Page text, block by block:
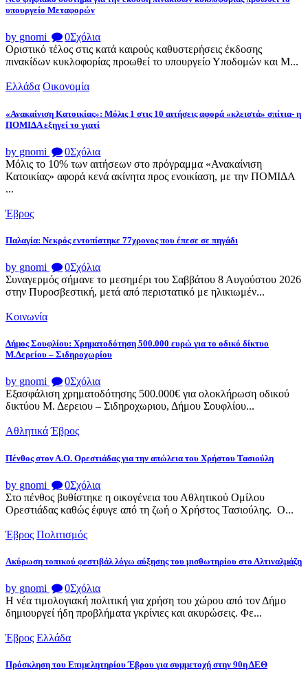
υπουργείο Μεταφορών
by gnomi 0Σχόλια
Οριστικό τέλος στις κατά καιρούς καθυστερήσεις έκδοσης
πινακίδων κυκλοφορίας προωθεί το υπουργείο Υποδομών και Μ...
Ελλάδα Οικονομία
«Ανακαίνιση Κατοικίας»: Μόλις 1 στις 10 αιτήσεις αφορά «κλειστά» σπίτια- η
ΠΟΜΙΔΑ εξηγεί το γιατί
by gnomi 0Σχόλια
Μόλις το 10% των αιτήσεων στο πρόγραμμα «Ανακαίνιση
Κατοικίας» αφορά κενά ακίνητα προς ενοικίαση, με την ΠΟΜΙΔΑ
...
Έβρος
Παλαγία: Νεκρός εντοπίστηκε 77χρονος που έπεσε σε πηγάδι
by gnomi 0Σχόλια
Συναγερμός σήμανε το μεσημέρι του Σαββάτου 8 Αυγούστου 2026
στην Πυροσβεστική, μετά από περιστατικό με ηλικιωμέν...
Κοινωνία
Δήμος Σουφλίου: Χρηματοδότηση 500.000 ευρώ για το οδικό δίκτυο
Μ.Δερείου – Σιδηροχωρίου
by gnomi 0Σχόλια
Εξασφάλιση χρηματοδότησης 500.000€ για ολοκλήρωση οδικού
δικτύου Μ. Δερειου – Σιδηροχωριου, Δήμου Σουφλίου...
Αθλητικά Έβρος
Πένθος στον Α.Ο. Ορεστιάδας για την απώλεια του Χρήστου Τασιούλη
by gnomi 0Σχόλια
Στο πένθος βυθίστηκε η οικογένεια του Αθλητικού Ομίλου
Ορεστιάδας καθώς έφυγε από τη ζωή ο Χρήστος Τασιούλης. Ο...
Έβρος Πολιτισμός
Ακύρωση τοπικού φεστιβάλ λόγω αύξησης του μισθωτηρίου στο Αλτιναλμάζη
by gnomi 0Σχόλια
Η νέα τιμολογιακή πολιτική για χρήση του χώρου από τον Δήμο
δημιουργεί ήδη προβλήματα γκρίνιες και ακυρώσεις. Φε...
Έβρος Ελλάδα
Πρόσκληση του Επιμελητηρίου Έβρου για συμμετοχή στην 90η ΔΕΘ